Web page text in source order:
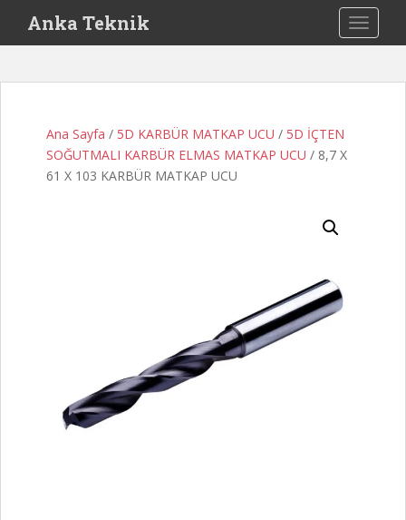
i
Anka Teknik
Ana Sayfa / 5D KARBÜR MATKAP UCU / 5D İÇTEN
SOĞUTMALI KARBÜR ELMAS MATKAP UCU / 8,7 X
61 X 103 KARBÜR MATKAP UCU